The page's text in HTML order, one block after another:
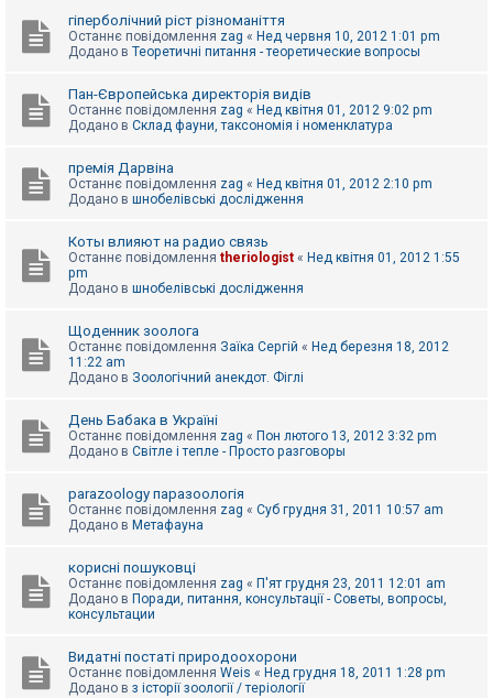
гіперболічний ріст різноманіття
Останнє повідомлення zag « Нед червня 10, 2012 1:01 pm
Додано в Теоретичні питання - теоретические вопросы
Пан-Європейська директорія видів
Останнє повідомлення zag « Нед квітня 01, 2012 9:02 pm
Додано в Склад фауни, таксономія і номенклатура
премія Дарвіна
Останнє повідомлення zag « Нед квітня 01, 2012 2:10 pm
Додано в шнобелівські дослідження
Коты влияют на радио связь
Останнє повідомлення theriologist « Нед квітня 01, 2012 1:55
pm
Додано в шнобелівські дослідження
Щоденник зоолога
Останнє повідомлення Заїка Сергій « Нед березня 18, 2012
11:22 am
Додано в Зоологічний анекдот. Фіглі
День Бабака в Україні
Останнє повідомлення zag « Пон лютого 13, 2012 3:32 pm
Додано в Світле і тепле - Просто разговоры
parazoology паразоологія
Останнє повідомлення zag « Суб грудня 31, 2011 10:57 am
Додано в Метафауна
корисні пошуковці
Останнє повідомлення zag « П'ят грудня 23, 2011 12:01 am
Додано в Поради, питання, консультації - Советы, вопросы,
консультации
Видатні постаті природоохорони
Останнє повідомлення Weis « Нед грудня 18, 2011 1:28 pm
Додано в з історії зоології / теріології